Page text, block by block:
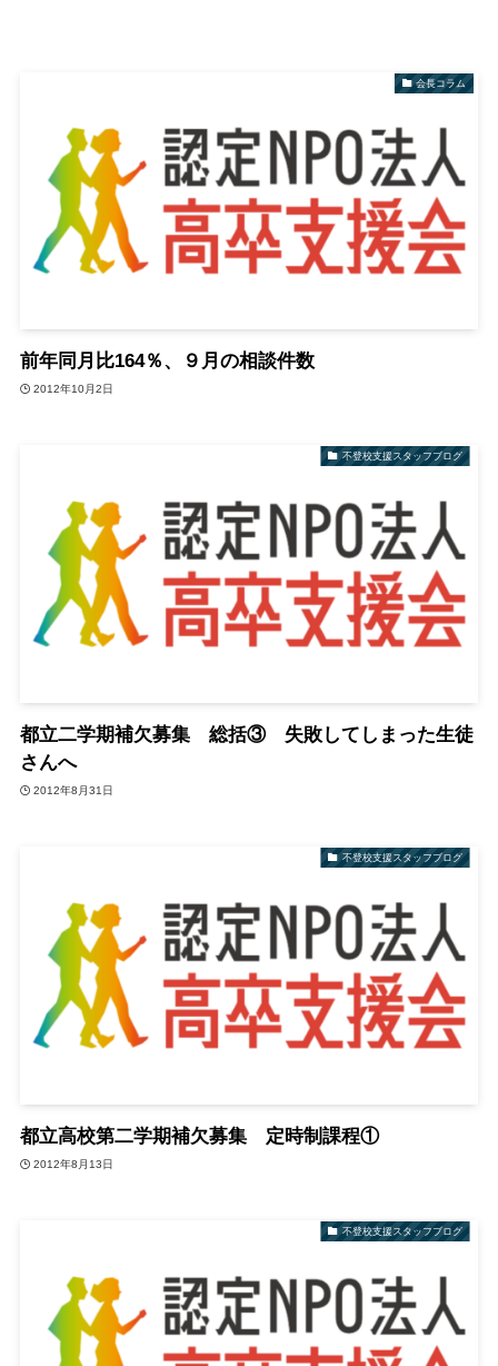
会長コラム
前年同月比164％、９月の相談件数
2012年10月2日
不登校支援スタッフブログ
都立二学期補欠募集 総括③ 失敗してしまった生徒
さんへ
2012年8月31日
不登校支援スタッフブログ
都立高校第二学期補欠募集 定時制課程①
2012年8月13日
不登校支援スタッフブログ